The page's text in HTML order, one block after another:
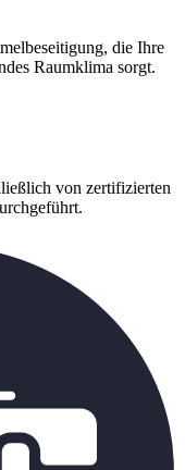
die Ihre
Raumklima sorgt.
von zertifizierten